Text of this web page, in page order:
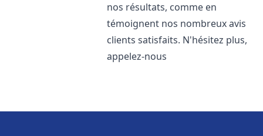
nos résultats, comme en
témoignent nos nombreux avis
clients satisfaits. N'hésitez plus,
appelez-nous